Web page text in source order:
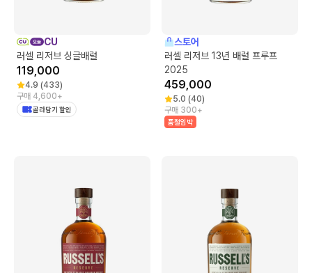
CU
러셀 리저브 싱글배럴
119,000
4.9 (433)
구매 4,600+
골라담기 할인
스토어
러셀 리저브 13년 배럴 프루프
2025
459,000
5.0 (40)
구매 300+
품절임박